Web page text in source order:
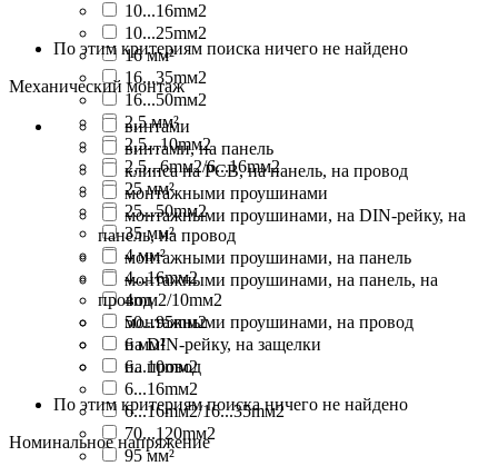
10...16mм2
10...25mм2
16 мм²
16...35mм2
16...50mм2
2,5 мм²
2,5...10mм2
2,5...6mм2/6...16mм2
25 мм²
25...50mм2
35 мм²
4 мм²
4...16mм2
4mм2/10mм2
50...95mм2
6 мм²
6...10mм2
6...16mм2
6...16mм2/16...35mм2
70...120mм2
95 мм²
По этим критериям поиска ничего не найдено
Механический монтаж
винтами
винтами, на панель
клипса на PCB, на панель, на провод
монтажными проушинами
монтажными проушинами, на DIN-рейку, на
панель, на провод
монтажными проушинами, на панель
монтажными проушинами, на панель, на
провод
монтажными проушинами, на провод
на DIN-рейку, на защелки
на провод
По этим критериям поиска ничего не найдено
Номинальное напряжение